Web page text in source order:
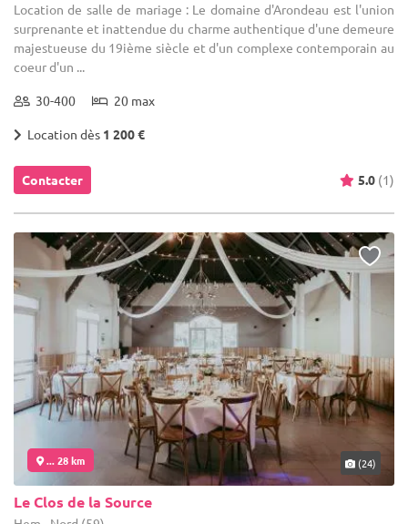
Location de salle de mariage : Le domaine d'Arondeau est l'union
surprenante et inattendue du charme authentique d'une demeure
majestueuse du 19ième siècle et d'un complexe contemporain au
coeur d'un ...
30-400 20 max
Location dès 1 200 €
Contacter 5.0 (1)
... 28 km (24)
Le Clos de la Source